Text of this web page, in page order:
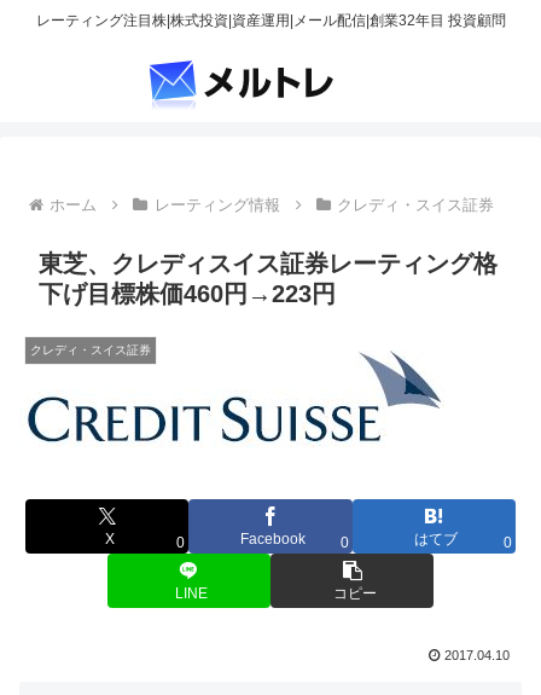
レーティング注目株|株式投資|資産運用|メール配信|創業32年目 投資顧問
ホーム レーティング情報 クレディ・スイス証券
東芝、クレディスイス証券レーティング格
下げ目標株価460円→223円
クレディ・スイス証券
X 0 Facebook 0 はてブ 0
LINE コピー
2017.04.10